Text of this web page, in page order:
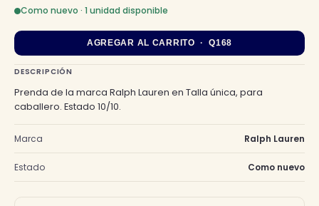
era:
Q240.00.
es:
Q168.00.
Como nuevo · 1 unidad disponible
AGREGAR AL CARRITO · Q168
DESCRIPCIÓN
Prenda de la marca Ralph Lauren en Talla única, para
caballero. Estado 10/10.
Marca Ralph Lauren
Estado Como nuevo